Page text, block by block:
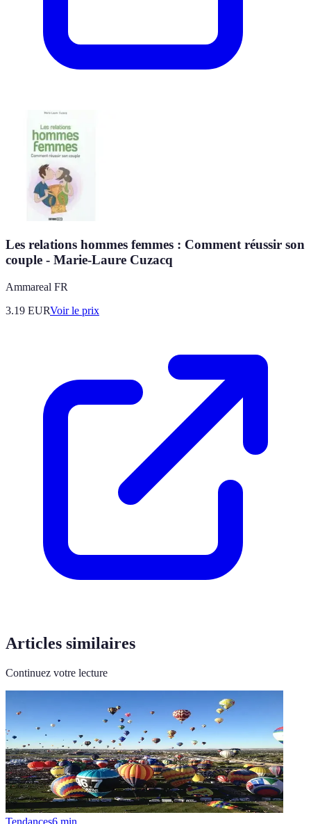
Les relations hommes femmes : Comment réussir son
couple - Marie-Laure Cuzacq
Ammareal FR
3.19 EURVoir le prix
Articles similaires
Continuez votre lecture
Tendances6 min